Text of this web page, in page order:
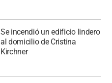
Se incendió un edificio lindero
al domicilio de Cristina
Kirchner